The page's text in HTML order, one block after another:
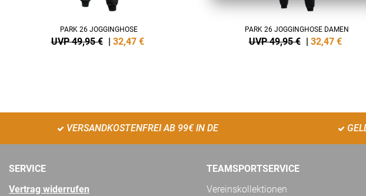
PARK 26 JOGGINGHOSE
UVP 49,95 € 32,47 €
PARK 26 JOGGINGHOSE DAMEN
UVP 49,95 € 32,47 €
VERSANDKOSTENFREI AB 99€ IN DE
SERVICE
Vertrag widerrufen
TEAMSPORTSERVICE
Vereinskollektionen